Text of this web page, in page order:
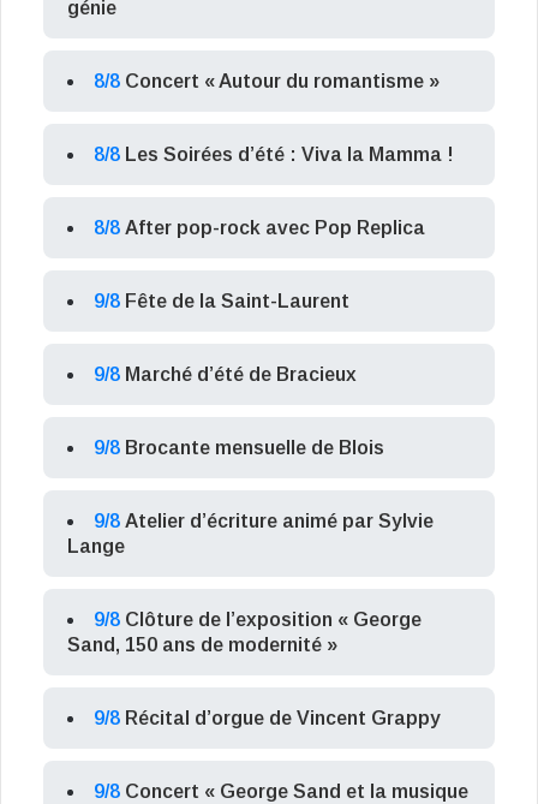
génie
8/8 Concert « Autour du romantisme »
8/8 Les Soirées d’été : Viva la Mamma !
8/8 After pop-rock avec Pop Replica
9/8 Fête de la Saint-Laurent
9/8 Marché d’été de Bracieux
9/8 Brocante mensuelle de Blois
9/8 Atelier d’écriture animé par Sylvie
Lange
9/8 Clôture de l’exposition « George
Sand, 150 ans de modernité »
9/8 Récital d’orgue de Vincent Grappy
9/8 Concert « George Sand et la musique